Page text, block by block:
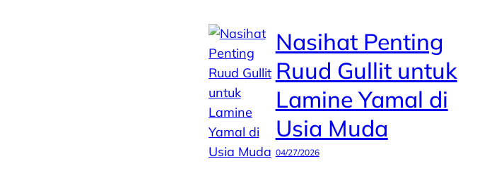
Nasihat Penting
Ruud Gullit untuk
Lamine Yamal di
Usia Muda
04/27/2026